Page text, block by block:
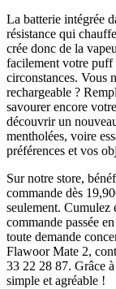
La batterie intégrée
résistance qui
crée donc de la
facilement votre puff
circonstances. Vous
rechargeable ?
savourer encore
découvrir un
mentholées, voire
préférences et vos
Sur notre store,
commande dès
seulement. Cumulez
commande passée
toute demande
Flawoor Mate 2,
33 22 28 87. Grâce
simple et agréable !